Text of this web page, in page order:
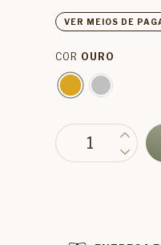
VER MEIOS DE
COR OURO